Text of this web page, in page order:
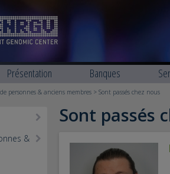
Présentation Banques
personnes & anciens membres > Sont passés chez nous
&
Sont passés